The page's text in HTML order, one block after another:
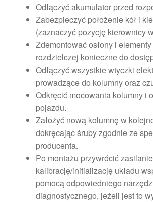
Odłączyć akumulator przed
Zabezpieczyć położenie kół i
(zaznaczyć pozycję kierownicy
Zdemontować osłony i
rozdzielczej konieczne do
Odłączyć wszystkie wtyczki
prowadzące do kolumny oraz
Odkręcić mocowania kolumny i
pojazdu.
Założyć nową kolumnę w
dokręcając śruby zgodnie ze
producenta.
Po montażu przywrócić
kalibrację/initializację układu
pomocą odpowiedniego
diagnostycznego, jeżeli jest to